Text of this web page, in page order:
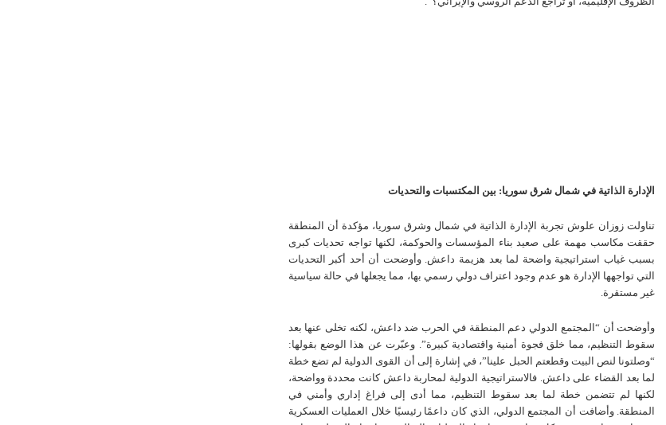
الإدارة الذاتية في شمال شرق سوريا: بين المكتسبات والتحديات
تناولت زوزان علوش تجربة الإدارة الذاتية في شمال وشرق سوريا، مؤكدة أن المنطقة
حققت مكاسب مهمة على صعيد بناء المؤسسات والحوكمة، لكنها تواجه تحديات كبرى
بسبب غياب استراتيجية واضحة لما بعد هزيمة داعش. وأوضحت أن أحد أكبر التحديات
التي تواجهها الإدارة هو عدم وجود اعتراف دولي رسمي بها، مما يجعلها في حالة سياسية
غير مستقرة.
وأوضحت أن “المجتمع الدولي دعم المنطقة في الحرب ضد داعش، لكنه تخلى عنها بعد
سقوط التنظيم، مما خلق فجوة أمنية واقتصادية كبيرة”. وعبّرت عن هذا الوضع بقولها:
“وصلتونا لنص البيت وقطعتم الحبل علينا”، في إشارة إلى أن القوى الدولية لم تضع خطة
لما بعد القضاء على داعش. فالاستراتيجية الدولية لمحاربة داعش كانت محددة وواضحة،
لكنها لم تتضمن خطة لما بعد سقوط التنظيم، مما أدى إلى فراغ إداري وأمني في
المنطقة. وأضافت أن المجتمع الدولي، الذي كان داعمًا رئيسيًا خلال العمليات العسكرية